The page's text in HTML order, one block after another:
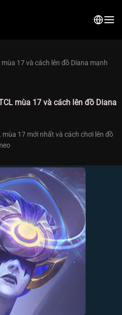
17 và cách lên đồ Diana mạnh
mùa 17 và cách lên đồ Diana
17 mới nhất và cách chơi lên đồ